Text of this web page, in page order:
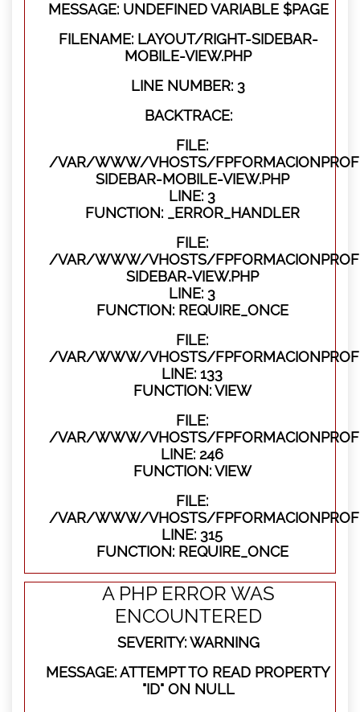
MESSAGE: UNDEFINED VARIABLE $PAGE
FILENAME: LAYOUT/RIGHT-SIDEBAR-
MOBILE-VIEW.PHP
LINE NUMBER: 3
BACKTRACE:
FILE:
/VAR/WWW/VHOSTS/
SIDEBAR-MOBILE-VIEW.PHP
LINE: 3
FUNCTION: _ERROR_HANDLER
FILE:
/VAR/WWW/VHOSTS/
SIDEBAR-VIEW.PHP
LINE: 3
FUNCTION: REQUIRE_ONCE
FILE:
/VAR/WWW/VHOSTS/
LINE: 133
FUNCTION: VIEW
FILE:
/VAR/WWW/VHOSTS/
LINE: 246
FUNCTION: VIEW
FILE:
/VAR/WWW/VHOSTS/
LINE: 315
FUNCTION: REQUIRE_ONCE
A PHP ERROR WAS
ENCOUNTERED
SEVERITY: WARNING
MESSAGE: ATTEMPT TO READ PROPERTY
"ID" ON NULL